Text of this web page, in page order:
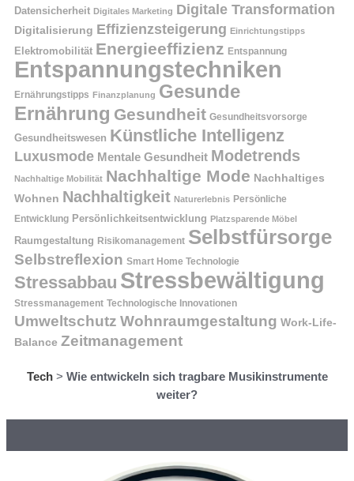
Datensicherheit Digitales Marketing Digitale Transformation
Digitalisierung Effizienzsteigerung Einrichtungstipps
Elektromobilität Energieeffizienz Entspannung
Entspannungstechniken
Ernährungstipps Finanzplanung Gesunde
Ernährung Gesundheit Gesundheitsvorsorge
Gesundheitswesen Künstliche Intelligenz
Luxusmode Mentale Gesundheit Modetrends
Nachhaltige Mobilität Nachhaltige Mode Nachhaltiges
Wohnen Nachhaltigkeit Naturerlebnis Persönliche
Entwicklung Persönlichkeitsentwicklung Platzsparende Möbel
Raumgestaltung Risikomanagement Selbstfürsorge
Selbstreflexion Smart Home Technologie
Stressabbau Stressbewältigung
Stressmanagement Technologische Innovationen
Umweltschutz Wohnraumgestaltung Work-Life-
Balance Zeitmanagement
Tech> Wie entwickeln sich tragbare Musikinstrumente
weiter?